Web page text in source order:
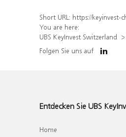
Short URL: https://keyinvest-ch.ubs.com/
You are here:
UBS KeyInvest Switzerland
Folgen Sie uns auf
Entdecken Sie UBS
Home